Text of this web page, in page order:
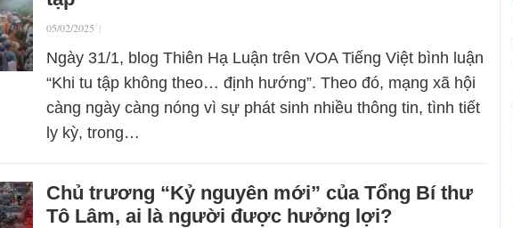
05/02/2025 |
Ngày 31/1, blog Thiên Hạ Luận trên VOA Tiếng Việt bình luận
“Khi tu tập không theo… định hướng”. Theo đó, mạng xã hội
càng ngày càng nóng vì sự phát sinh nhiều thông tin, tình tiết
ly kỳ, trong…
Chủ trương “Kỷ nguyên mới” của Tổng Bí thư
Tô Lâm, ai là người được hưởng lợi?